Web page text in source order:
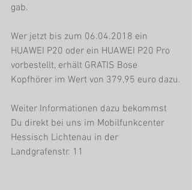
gab.
Wer jetzt bis zum 06.04.2018 ein
HUAWEI P20 oder ein HUAWEI P20 Pro
vorbestellt, erhält GRATIS Bose
Kopfhörer im Wert von 379,95 euro dazu.
Weiter Informationen dazu bekommst
Du direkt bei uns im Mobilfunkcenter
Hessisch Lichtenau in der
Landgrafenstr. 11